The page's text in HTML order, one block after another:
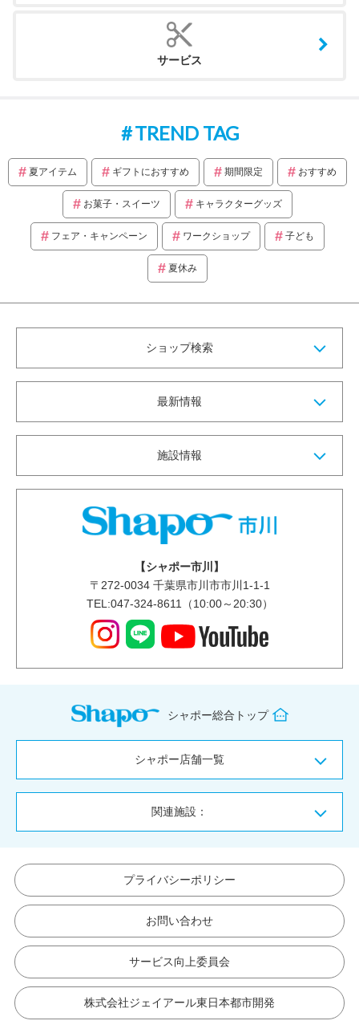
サービス
TREND TAG
夏アイテム ギフトにおすすめ 期間限定 おすすめ
お菓子・スイーツ キャラクターグッズ
フェア・キャンペーン ワークショップ 子ども
夏休み
ショップ検索
最新情報
施設情報
【シャポー市川】
〒 272-0034千葉県市川市市川1-1-1
TEL:047-324-8611（10:00～20:30）
シャポー総合トップ
シャポー店舗一覧
関連施設：
プライバシーポリシー
お問い合わせ
サービス向上委員会
株式会社ジェイアール東日本都市開発